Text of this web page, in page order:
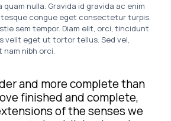
quam nulla. Gravida id gravida ac enim
congue eget consectetur turpis.
sem tempor. Diam elit, orci, tincidunt
velit eget ut tortor tellus. Sed vel,
nibh orci.
and more complete than
finished and complete,
of the senses we